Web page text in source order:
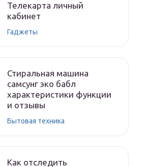
Телекарта личный
кабинет
Гаджеты
Стиральная машина
самсунг эко бабл
характеристики функции
и отзывы
Бытовая техника
Как отследить